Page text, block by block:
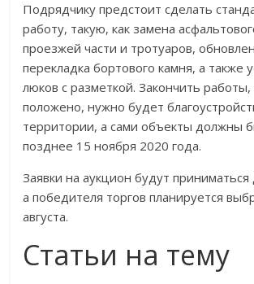
Подрядчику предстоит сделать
работу, такую, как замена
проезжей части и тротуаров,
перекладка бортового камня, а также
люков с разметкой. Закончить работы,
положено, нужно будет
территории, а сами объекты должны
позднее 15 ноября 2020 года.
Заявки на аукцион будут приниматься
а победителя торгов планируется
августа.
Статьи на тему